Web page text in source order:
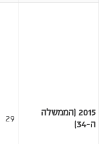
2015 (הממשלה
ה-34)
29